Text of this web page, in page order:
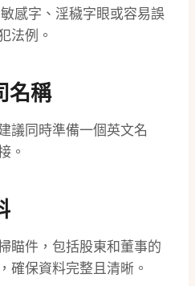
感字、淫穢字眼或容易誤
法例。
名稱
議同時準備一個英文名
。
瞄件，包括股東和董事的
確保資料完整且清晰。